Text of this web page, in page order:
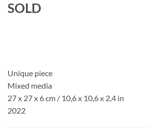
SOLD
Unique piece
Mixed media
27 x 27 x 6 cm / 10,6 x 10,6 x 2,4 in
2022